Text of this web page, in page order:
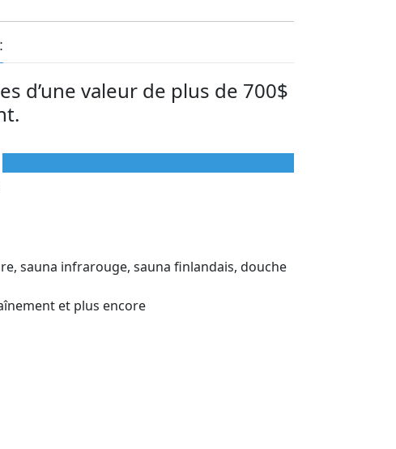
d’une valeur de plus de 700$
sauna infrarouge, sauna finlandais, douche
et plus encore